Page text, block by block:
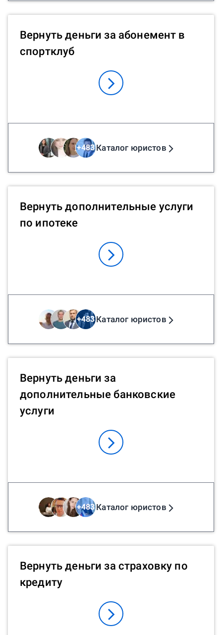
Вернуть деньги за абонемент в
спортклуб
+483Каталог юристов
Вернуть дополнительные услуги
по ипотеке
+483Каталог юристов
Вернуть деньги за
дополнительные банковские
услуги
+483Каталог юристов
Вернуть деньги за страховку по
кредиту